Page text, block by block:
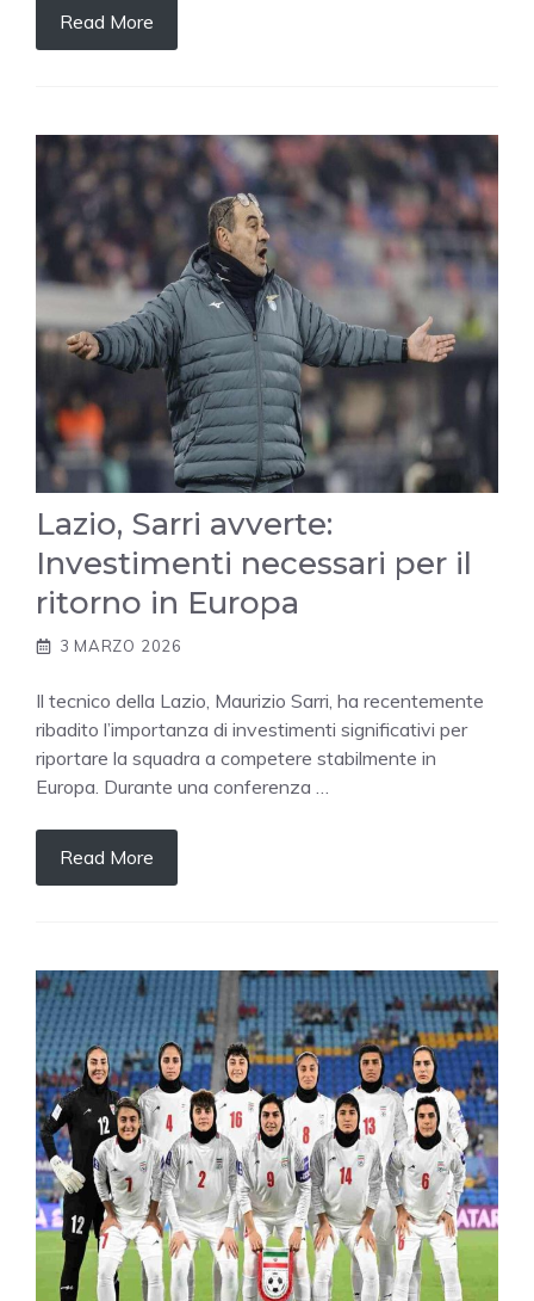
Read More
Lazio, Sarri avverte:
Investimenti necessari per il
ritorno in Europa
3 MARZO 2026
Il tecnico della Lazio, Maurizio Sarri, ha recentemente
ribadito l’importanza di investimenti significativi per
riportare la squadra a competere stabilmente in
Europa. Durante una conferenza …
Read More